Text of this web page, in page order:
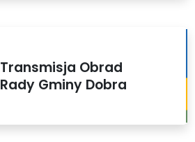
Transmisja Obrad
Rady Gminy Dobra